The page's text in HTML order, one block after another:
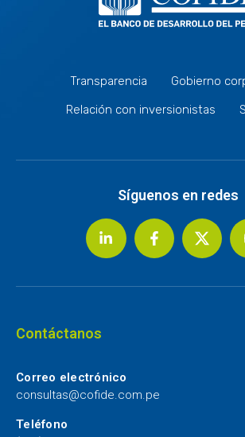
Transparencia
Gobierno
Relación con inversionistas
Síguenos en redes
Contáctanos
Correo electrónico
consultas@cofide.com.pe
Teléfono